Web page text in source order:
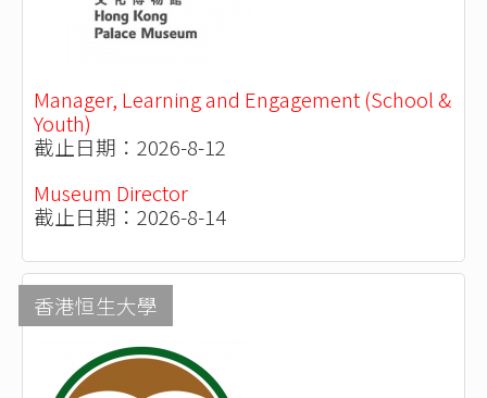
Manager, Learning and Engagement (School &
Youth)
截止日期：2026-8-12
Museum Director
截止日期：2026-8-14
香港恒生大學